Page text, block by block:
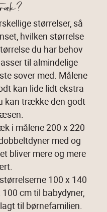
størrelser, så
hvilken størrelse
du har behov
til almindelige
sover med. Målene
kan lide lidt ekstra
kan trække den godt
i målene 200 x 220
med og
bliver mere og mere
100 x 140
cm til babydyner,
til børnefamilien.